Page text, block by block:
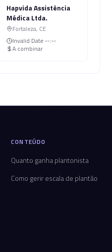
Hapvida Assistência
Médica Ltda.
Fortaleza, CE
Invalid Date --:--
A combinar
CONTEÚDO
Quanto ganha plantonista
Como gerir escala de plantão